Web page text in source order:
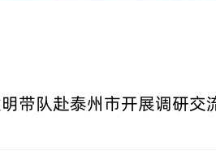
带队赴泰州市开展调研交